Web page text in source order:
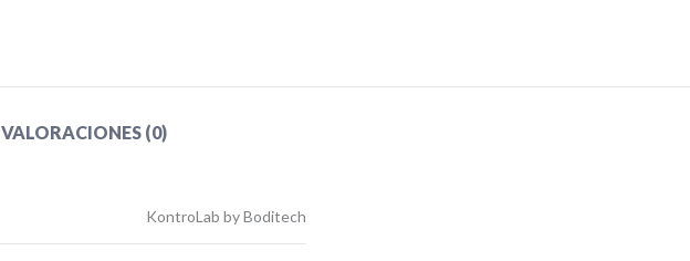
VALORACIONES (0)
KontroLab by Boditech